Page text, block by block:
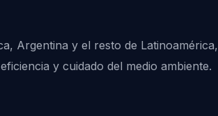
Argentina y el resto de Latinoamérica,
y cuidado del medio ambiente.